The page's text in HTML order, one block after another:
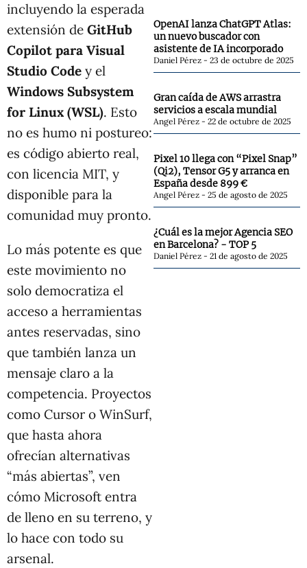
incluyendo la esperada
extensión de GitHub
Copilot para Visual
Studio Code y el
Windows Subsystem
for Linux (WSL). Esto
no es humo ni postureo:
es código abierto real,
con licencia MIT, y
disponible para la
comunidad muy pronto.
Lo más potente es que
este movimiento no
solo democratiza el
acceso a herramientas
antes reservadas, sino
que también lanza un
mensaje claro a la
competencia. Proyectos
como Cursor o WinSurf,
que hasta ahora
ofrecían alternativas
“más abiertas”, ven
cómo Microsoft entra
de lleno en su terreno, y
lo hace con todo su
arsenal.
OpenAI lanza ChatGPT Atlas:
un nuevo buscador con
asistente de IA incorporado
Daniel Pérez 23 de octubre de 2025
Gran caída de AWS arrastra
servicios a escala mundial
Angel Pérez 22 de octubre de 2025
Pixel 10 llega con “Pixel Snap”
(Qi2), Tensor G5 y arranca en
España desde 899 €
Angel Pérez 25 de agosto de 2025
¿Cuál es la mejor Agencia SEO
en Barcelona? - TOP 5
Daniel Pérez 21 de agosto de 2025